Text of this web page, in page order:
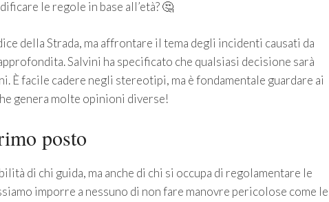
le regole in base all’età? 🤔
della Strada, ma affrontare il tema degli incidenti causati da
Salvini ha specificato che qualsiasi decisione sarà
È facile cadere negli stereotipi, ma è fondamentale guardare ai
genera molte opinioni diverse!
posto
di chi guida, ma anche di chi si occupa di regolamentare le
imporre a nessuno di non fare manovre pericolose come le